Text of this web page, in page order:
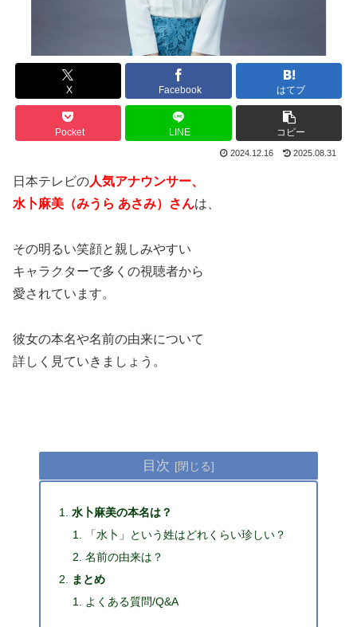
X Facebook はてブ
Pocket LINE コピー
2024.12.16 2025.08.31
日本テレビの人気アナウンサー、
水卜麻美（みうら あさみ）さんは、
その明るい笑顔と親しみやすい
キャラクターで多くの視聴者から
愛されています。
彼女の本名や名前の由来について
詳しく見ていきましょう。
目次
水卜麻美の本名は？
「水卜」という姓はどれくらい珍しい？
名前の由来は？
まとめ
よくある質問/Q&A